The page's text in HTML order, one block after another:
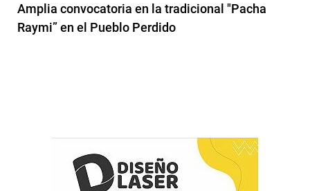
Amplia convocatoria en la tradicional "Pacha
Raymi” en el Pueblo Perdido